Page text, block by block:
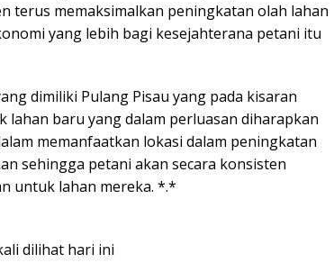
terus memaksimalkan peningkatan olah lahan
yang lebih bagi kesejahterana petani itu
dimiliki Pulang Pisau yang pada kisaran
lahan baru yang dalam perluasan diharapkan
memanfaatkan lokasi dalam peningkatan
sehingga petani akan secara konsisten
untuk lahan mereka. *.*
dilihat hari ini